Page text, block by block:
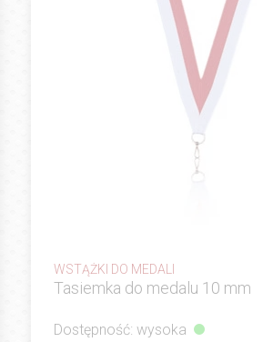
WSTĄŻKI DO MEDALI
Tasiemka do medalu 10 mm
Dostępność: wysoka